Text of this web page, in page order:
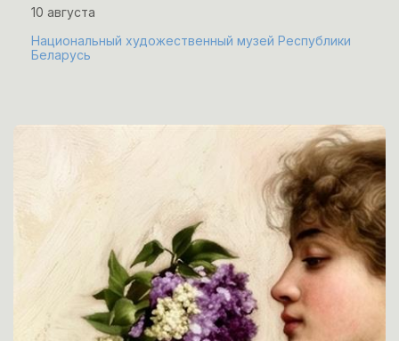
10 августа
Национальный художественный музей Республики
Беларусь